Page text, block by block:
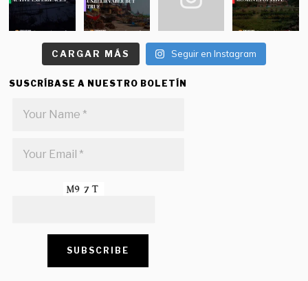
CARGAR MÁS Seguir en Instagram
SUSCRÍBASE A NUESTRO BOLETÍN